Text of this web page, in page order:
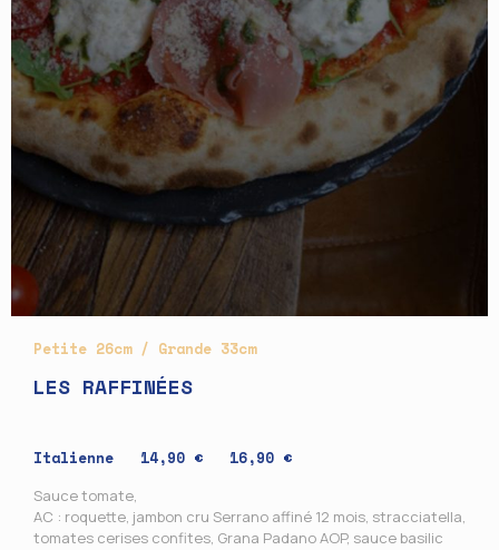
Petite 26cm / Grande 33cm
LES RAFFINÉES
Italienne 14,90 € 16,90 €
Sauce tomate,
AC : roquette, jambon cru Serrano affiné 12 mois, stracciatella,
tomates cerises confites, Grana Padano AOP, sauce basilic